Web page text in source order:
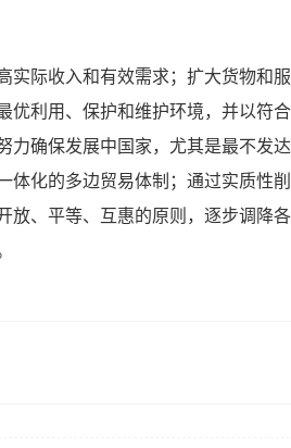
实际收入和有效需求；扩大货物和
优利用、保护和维护环境，并以符
确保发展中国家，尤其是最不发
体化的多边贸易体制；通过实质性
、平等、互惠的原则，逐步调降